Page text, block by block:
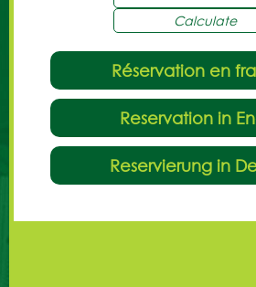
Réservation en
Reservation in
Reservierung in